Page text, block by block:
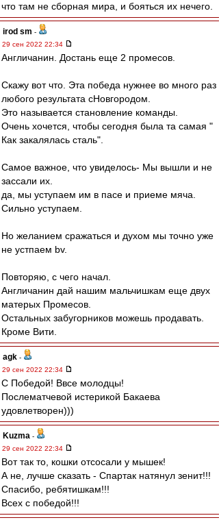
что там не сборная мира, и бояться их нечего.
irod sm -
29 сен 2022 22:34
Англичанин. Достань еще 2 промесов.
Скажу вот что. Эта победа нужнее во много раз
любого результата сНовгородом.
Это называется становление команды.
Очень хочется, чтобы сегодня была та самая "
Как закалялась сталь".
Самое важное, что увиделось- Мы вышли и не
зассали их.
да, мы уступаем им в пасе и приеме мяча.
Сильно уступаем.
Но желанием сражаться и духом мы точно уже
не устпаем bv.
Повторяю, с чего начал.
Англичанин дай нашим мальчишкам еще двух
матерых Промесов.
Остальных забугорников можешь продавать.
Кроме Вити.
agk -
29 сен 2022 22:34
С Победой! Ввсе молодцы!
Послематчевой истерикой Бакаева
удовлетворен)))
Kuzma -
29 сен 2022 22:34
Вот так то, кошки отсосали у мышек!
А не, лучше сказать - Спартак натянул зенит!!!
Спасибо, ребятишкам!!!
Всех с победой!!!